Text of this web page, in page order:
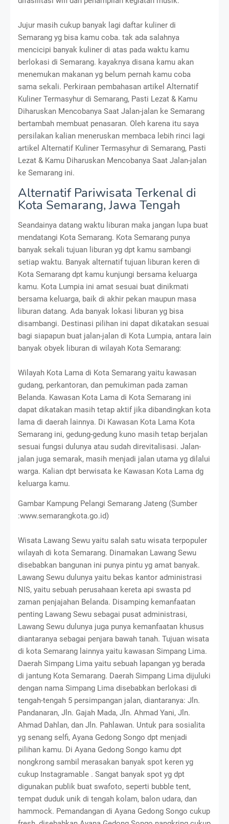
Jujur masih cukup banyak lagi daftar kuliner di
Semarang yg bisa kamu coba. tak ada salahnya
mencicipi banyak kuliner di atas pada waktu kamu
berlokasi di Semarang. kayaknya disana kamu akan
menemukan makanan yg belum pernah kamu coba
sama sekali. Perkiraan pembahasan artikel Alternatif
Kuliner Termasyhur di Semarang, Pasti Lezat & Kamu
Diharuskan Mencobanya Saat Jalan-jalan ke Semarang
bertambah membuat penasaran. Oleh karena itu saya
persilakan kalian meneruskan membaca lebih rinci lagi
artikel Alternatif Kuliner Termasyhur di Semarang, Pasti
Lezat & Kamu Diharuskan Mencobanya Saat Jalan-jalan
ke Semarang ini.
Alternatif Pariwisata Terkenal di
Kota Semarang, Jawa Tengah
Seandainya datang waktu liburan maka jangan lupa buat
mendatangi Kota Semarang. Kota Semarang punya
banyak sekali tujuan liburan yg dpt kamu sambangi
setiap waktu. Banyak alternatif tujuan liburan keren di
Kota Semarang dpt kamu kunjungi bersama keluarga
kamu. Kota Lumpia ini amat sesuai buat dinikmati
bersama keluarga, baik di akhir pekan maupun masa
liburan datang. Ada banyak lokasi liburan yg bisa
disambangi. Destinasi pilihan ini dapat dikatakan sesuai
bagi siapapun buat jalan-jalan di Kota Lumpia, antara lain
banyak obyek liburan di wilayah Kota Semarang:
Wilayah Kota Lama di Kota Semarang yaitu kawasan
gudang, perkantoran, dan pemukiman pada zaman
Belanda. Kawasan Kota Lama di Kota Semarang ini
dapat dikatakan masih tetap aktif jika dibandingkan kota
lama di daerah lainnya. Di Kawasan Kota Lama Kota
Semarang ini, gedung-gedung kuno masih tetap berjalan
sesuai fungsi dulunya atau sudah direvitalisasi. Jalan-
jalan juga semarak, masih menjadi jalan utama yg dilalui
warga. Kalian dpt berwisata ke Kawasan Kota Lama dg
keluarga kamu.
Gambar Kampung Pelangi Semarang Jateng (Sumber
:www.semarangkota.go.id)
Wisata Lawang Sewu yaitu salah satu wisata terpopuler
wilayah di kota Semarang. Dinamakan Lawang Sewu
disebabkan bangunan ini punya pintu yg amat banyak.
Lawang Sewu dulunya yaitu bekas kantor administrasi
NIS, yaitu sebuah perusahaan kereta api swasta pd
zaman penjajahan Belanda. Disamping kemanfaatan
penting Lawang Sewu sebagai pusat administrasi,
Lawang Sewu dulunya juga punya kemanfaatan khusus
diantaranya sebagai penjara bawah tanah. Tujuan wisata
di kota Semarang lainnya yaitu kawasan Simpang Lima.
Daerah Simpang Lima yaitu sebuah lapangan yg berada
di jantung Kota Semarang. Daerah Simpang Lima dijuluki
dengan nama Simpang Lima disebabkan berlokasi di
tengah-tengah 5 persimpangan jalan, diantaranya: Jln.
Pandanaran, Jln. Gajah Mada, Jln. Ahmad Yani, Jln.
Ahmad Dahlan, dan Jln. Pahlawan. Untuk para sosialita
yg senang selfi, Ayana Gedong Songo dpt menjadi
pilihan kamu. Di Ayana Gedong Songo kamu dpt
nongkrong sambil merasakan banyak spot keren yg
cukup Instagramable . Sangat banyak spot yg dpt
digunakan publik buat swafoto, seperti bubble tent,
tempat duduk unik di tengah kolam, balon udara, dan
hammock. Pemandangan di Ayana Gedong Songo cukup